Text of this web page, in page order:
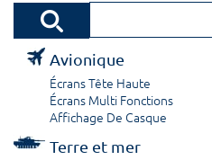
Avionique
Écrans Tête Haute
Écrans Multi Fonctions
Affichage De Casque
Terre et mer